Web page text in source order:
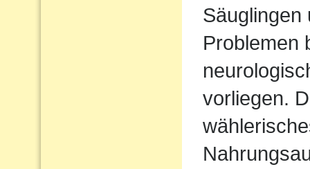
Säuglingen
Problemen
vorliegen.